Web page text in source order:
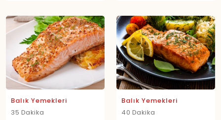
Balık Yemekleri
35 Dakika
Balık Yemekleri
40 Dakika